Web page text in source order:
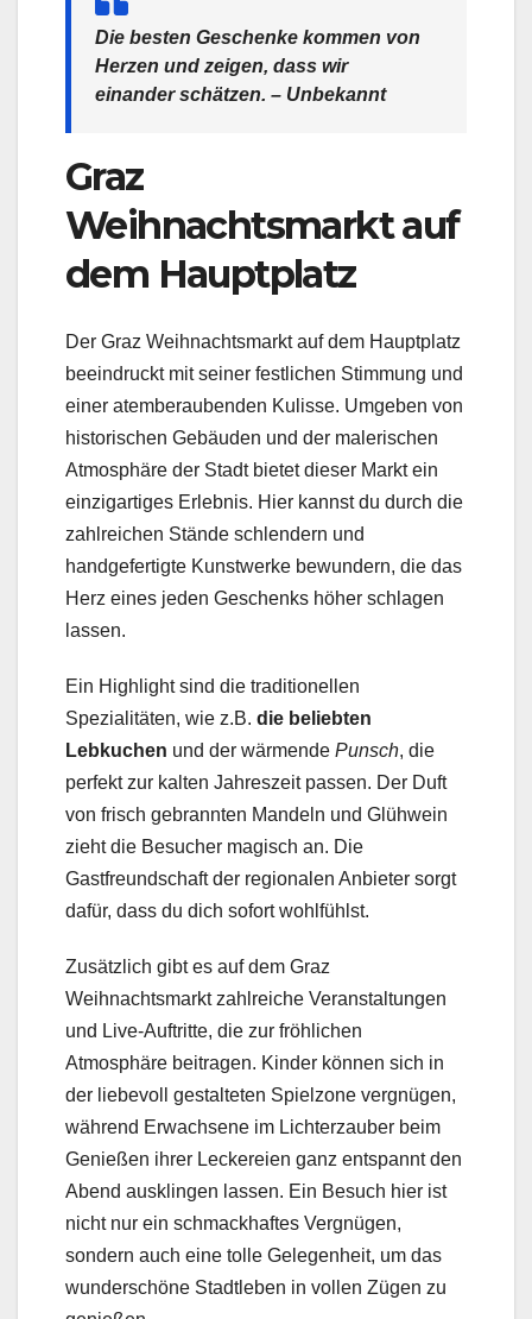
Die besten Geschenke kommen von
Herzen und zeigen, dass wir
einander schätzen. – Unbekannt
Graz
Weihnachtsmarkt auf
dem Hauptplatz
Der Graz Weihnachtsmarkt auf dem Hauptplatz
beeindruckt mit seiner festlichen Stimmung und
einer atemberaubenden Kulisse. Umgeben von
historischen Gebäuden und der malerischen
Atmosphäre der Stadt bietet dieser Markt ein
einzigartiges Erlebnis. Hier kannst du durch die
zahlreichen Stände schlendern und
handgefertigte Kunstwerke bewundern, die das
Herz eines jeden Geschenks höher schlagen
lassen.
Ein Highlight sind die traditionellen
Spezialitäten, wie z.B. die beliebten
Lebkuchen und der wärmende Punsch, die
perfekt zur kalten Jahreszeit passen. Der Duft
von frisch gebrannten Mandeln und Glühwein
zieht die Besucher magisch an. Die
Gastfreundschaft der regionalen Anbieter sorgt
dafür, dass du dich sofort wohlfühlst.
Zusätzlich gibt es auf dem Graz
Weihnachtsmarkt zahlreiche Veranstaltungen
und Live-Auftritte, die zur fröhlichen
Atmosphäre beitragen. Kinder können sich in
der liebevoll gestalteten Spielzone vergnügen,
während Erwachsene im Lichterzauber beim
Genießen ihrer Leckereien ganz entspannt den
Abend ausklingen lassen. Ein Besuch hier ist
nicht nur ein schmackhaftes Vergnügen,
sondern auch eine tolle Gelegenheit, um das
wunderschöne Stadtleben in vollen Zügen zu